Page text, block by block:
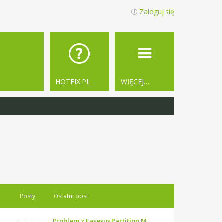
Zaloguj się
WIĘCEJ…
HOTFIX.PL
Posty Ostatni post